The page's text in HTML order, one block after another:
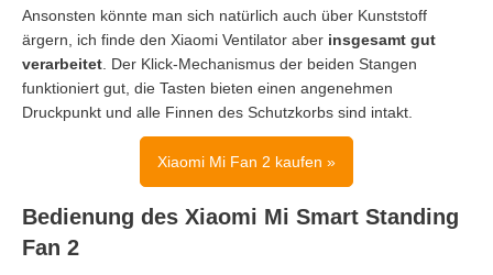
Ansonsten könnte man sich natürlich auch über Kunststoff
ärgern, ich finde den Xiaomi Ventilator aber insgesamt gut
verarbeitet. Der Klick-Mechanismus der beiden Stangen
funktioniert gut, die Tasten bieten einen angenehmen
Druckpunkt und alle Finnen des Schutzkorbs sind intakt.
Xiaomi Mi Fan 2 kaufen »
Bedienung des Xiaomi Mi Smart Standing
Fan 2